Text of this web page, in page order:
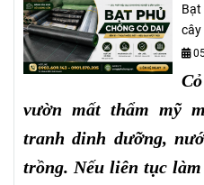
Bạt
vườn mất thẩm mỹ
tranh dinh dưỡng,
trồng. Nếu liên tục